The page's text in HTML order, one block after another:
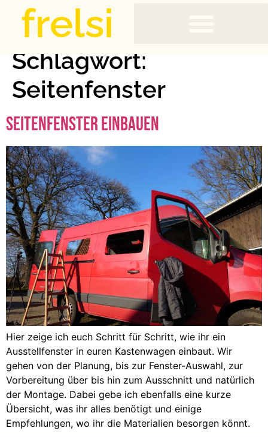
frelsi
Schlagwort:
Seitenfenster
Seitenfenster einbauen
Hier zeige ich euch Schritt für Schritt, wie ihr ein
Ausstellfenster in euren Kastenwagen einbaut. Wir
gehen von der Planung, bis zur Fenster-Auswahl, zur
Vorbereitung über bis hin zum Ausschnitt und natürlich
der Montage. Dabei gebe ich ebenfalls eine kurze
Übersicht, was ihr alles benötigt und einige
Empfehlungen, wo ihr die Materialien besorgen könnt.